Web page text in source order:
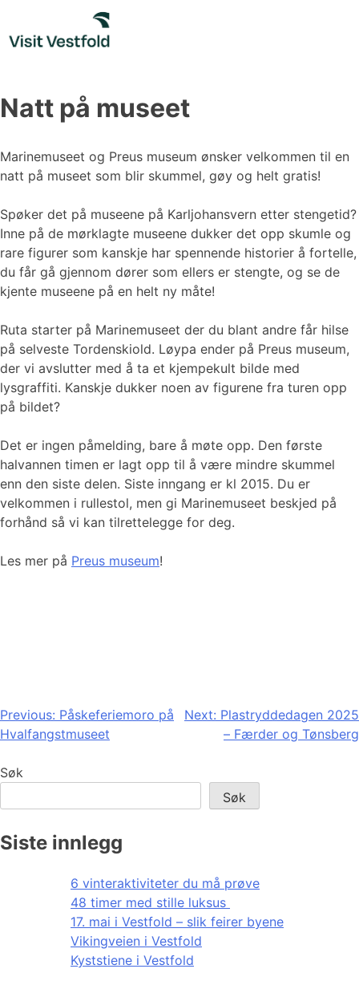
content
Natt på museet
Marinemuseet og Preus museum ønsker velkommen til en
natt på museet som blir skummel, gøy og helt gratis!
Spøker det på museene på Karljohansvern etter stengetid?
Inne på de mørklagte museene dukker det opp skumle og
rare figurer som kanskje har spennende historier å fortelle,
du får gå gjennom dører som ellers er stengte, og se de
kjente museene på en helt ny måte!
Ruta starter på Marinemuseet der du blant andre får hilse
på selveste Tordenskiold. Løypa ender på Preus museum,
der vi avslutter med å ta et kjempekult bilde med
lysgraffiti. Kanskje dukker noen av figurene fra turen opp
på bildet?
Det er ingen påmelding, bare å møte opp. Den første
halvannen timen er lagt opp til å være mindre skummel
enn den siste delen. Siste inngang er kl 2015. Du er
velkommen i rullestol, men gi Marinemuseet beskjed på
forhånd så vi kan tilrettelegge for deg.
Les mer på Preus museum!
Innleggsnavigasjon
Previous: Påskeferiemoro på
Hvalfangstmuseet
Next: Plastryddedagen 2025
– Færder og Tønsberg
Søk
Søk
Siste innlegg
6 vinteraktiviteter du må prøve
48 timer med stille luksus
17. mai i Vestfold – slik feirer byene
Vikingveien i Vestfold
Kyststiene i Vestfold